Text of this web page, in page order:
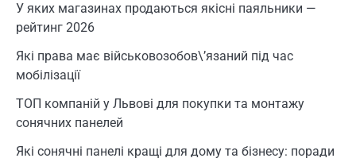
У яких магазинах продаються якісні паяльники —
рейтинг 2026
Які права має військовозобов\’язаний під час
мобілізації
ТОП компаній у Львові для покупки та монтажу
сонячних панелей
Які сонячні панелі кращі для дому та бізнесу: поради